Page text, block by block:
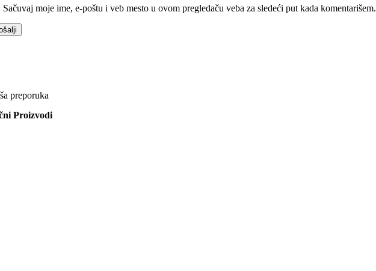
Sačuvaj moje ime, e-poštu i veb mesto u ovom pregledaču veba za sledeći put kada komentarišem.
preporuka
Proizvodi